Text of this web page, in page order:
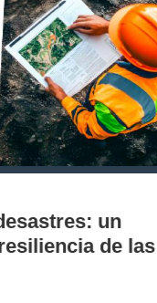
Los 70 años
la UC: Conoce
al desarrollo